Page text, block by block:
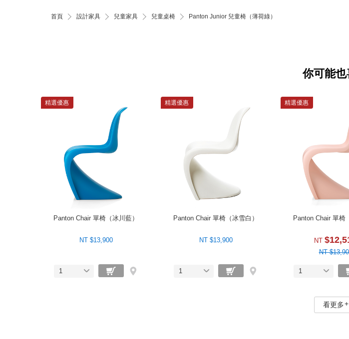
首頁 設計家具 兒童家具 兒童桌椅 Panton Junior 兒童椅（薄荷綠）
你可能
精選優惠
Panton Chair 單椅（冰川藍）
NT $13,900
1
精選優惠
Panton Chair 單椅（冰雪白）
NT $13,900
1
精選優惠
Panton Chair 單椅
NT
NT
1
看更多